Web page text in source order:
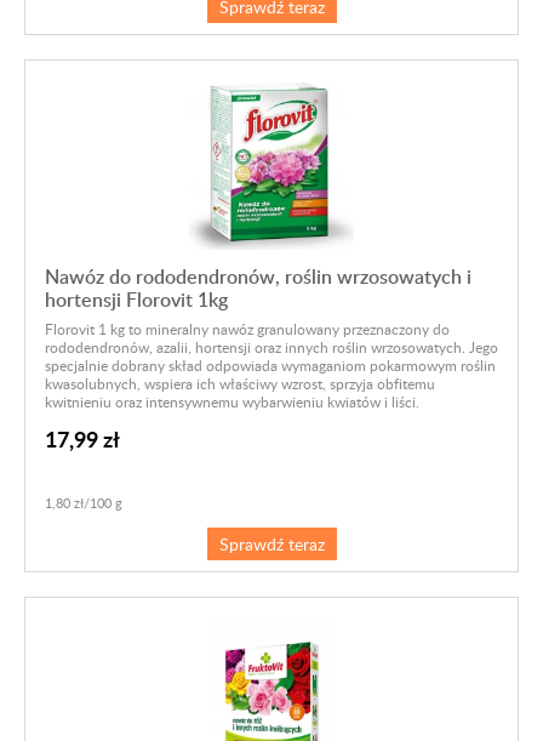
Sprawdź teraz
Nawóz do rododendronów, roślin wrzosowatych i
hortensji Florovit 1kg
Florovit 1 kg to mineralny nawóz granulowany przeznaczony do
rododendronów, azalii, hortensji oraz innych roślin wrzosowatych. Jego
specjalnie dobrany skład odpowiada wymaganiom pokarmowym roślin
kwasolubnych, wspiera ich właściwy wzrost, sprzyja obfitemu
kwitnieniu oraz intensywnemu wybarwieniu kwiatów i liści.
17,99 zł
1,80 zł/100 g
Sprawdź teraz